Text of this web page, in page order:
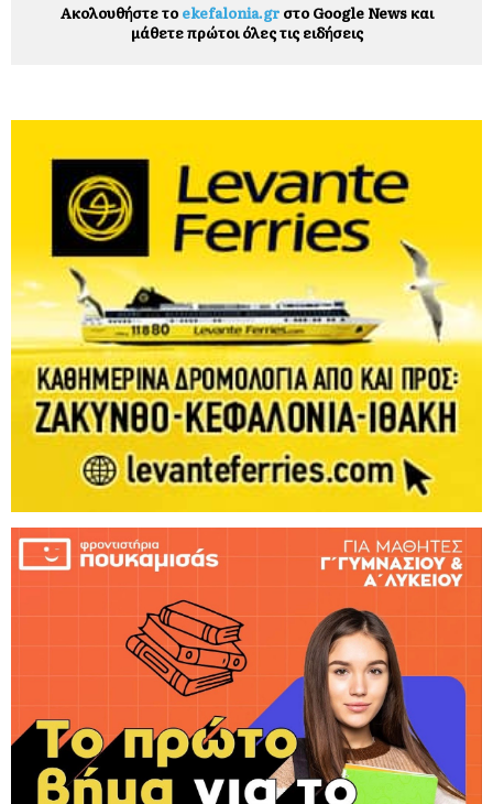
Ακολουθήστε το ekefalonia.grστο Google News και
μάθετε πρώτοι όλες τις ειδήσεις